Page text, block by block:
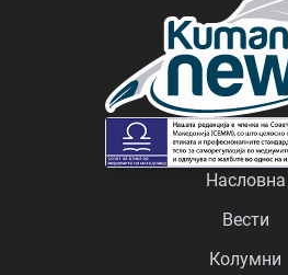
Насловна
Вести
Колумни